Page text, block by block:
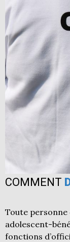
COMMENT
Toute personne
adolescent-
fonctions